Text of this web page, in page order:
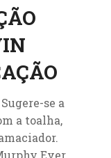
se a
a toalha,
Ever